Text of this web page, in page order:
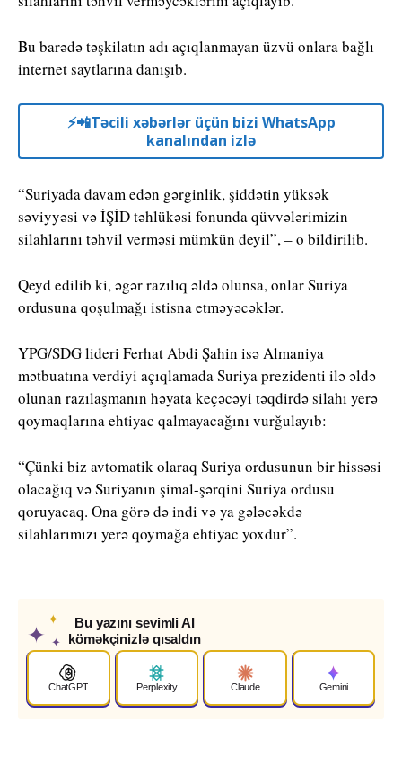
Bu barədə təşkilatın adı açıqlanmayan üzvü onlara bağlı
internet saytlarına danışıb.
⚡️📲Təcili xəbərlər üçün bizi WhatsApp
kanalından izlə
“Suriyada davam edən gərginlik, şiddətin yüksək
səviyyəsi və İŞİD təhlükəsi fonunda qüvvələrimizin
silahlarını təhvil verməsi mümkün deyil”, – o bildirilib.
Qeyd edilib ki, əgər razılıq əldə olunsa, onlar Suriya
ordusuna qoşulmağı istisna etməyəcəklər.
YPG/SDG lideri Ferhat Abdi Şahin isə Almaniya
mətbuatına verdiyi açıqlamada Suriya prezidenti ilə əldə
olunan razılaşmanın həyata keçəcəyi təqdirdə silahı yerə
qoymaqlarına ehtiyac qalmayacağını vurğulayıb:
“Çünki biz avtomatik olaraq Suriya ordusunun bir hissəsi
olacağıq və Suriyanın şimal-şərqini Suriya ordusu
qoruyacaq. Ona görə də indi və ya gələcəkdə
silahlarımızı yerə qoymağa ehtiyac yoxdur”.
✦
✦
✦
Bu yazını sevimli AI
köməkçinizlə qısaldın
ChatGPT Perplexity Claude Gemini